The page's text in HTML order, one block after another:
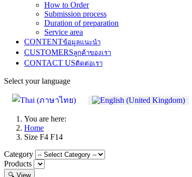
How to Order
Submission process
Duration of preparation
Service area
CONTENTข้อมูลแนะนำ
CUSTOMERSลูกค้าของเรา
CONTACT USติดต่อเรา
Select your language
You are here:
Home
Size F4 F14
Category
Products
🔍 View